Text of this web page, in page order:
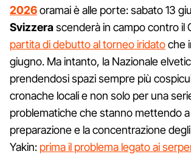
2026oramai è alle porte: sabato 13
Svizzerascenderà in campo contro il
partita di debutto al torneo iridatoche
giugno. Ma intanto, la Nazionale
prendendosi spazi sempre più
cronache locali e non solo per una
problematiche che stanno mettendo
preparazione e la concentrazione
Yakin: prima il problema legato ai